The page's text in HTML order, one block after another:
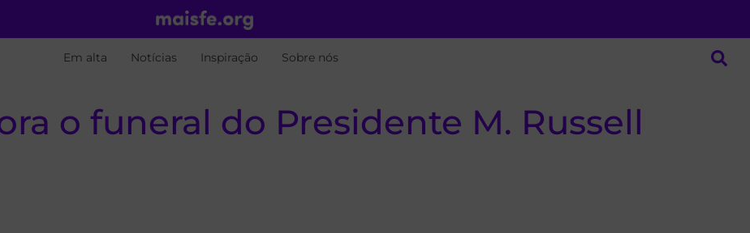
Em alta Notícias Inspiração Sobre nós
o funeral do Presidente M. Russell